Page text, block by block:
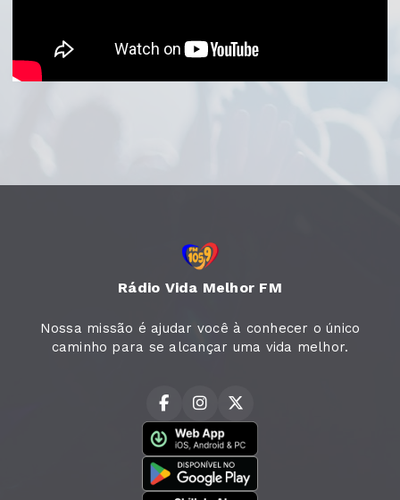
Rádio Vida Melhor FM
Nossa missão é ajudar você à conhecer o único
caminho para se alcançar uma vida melhor.